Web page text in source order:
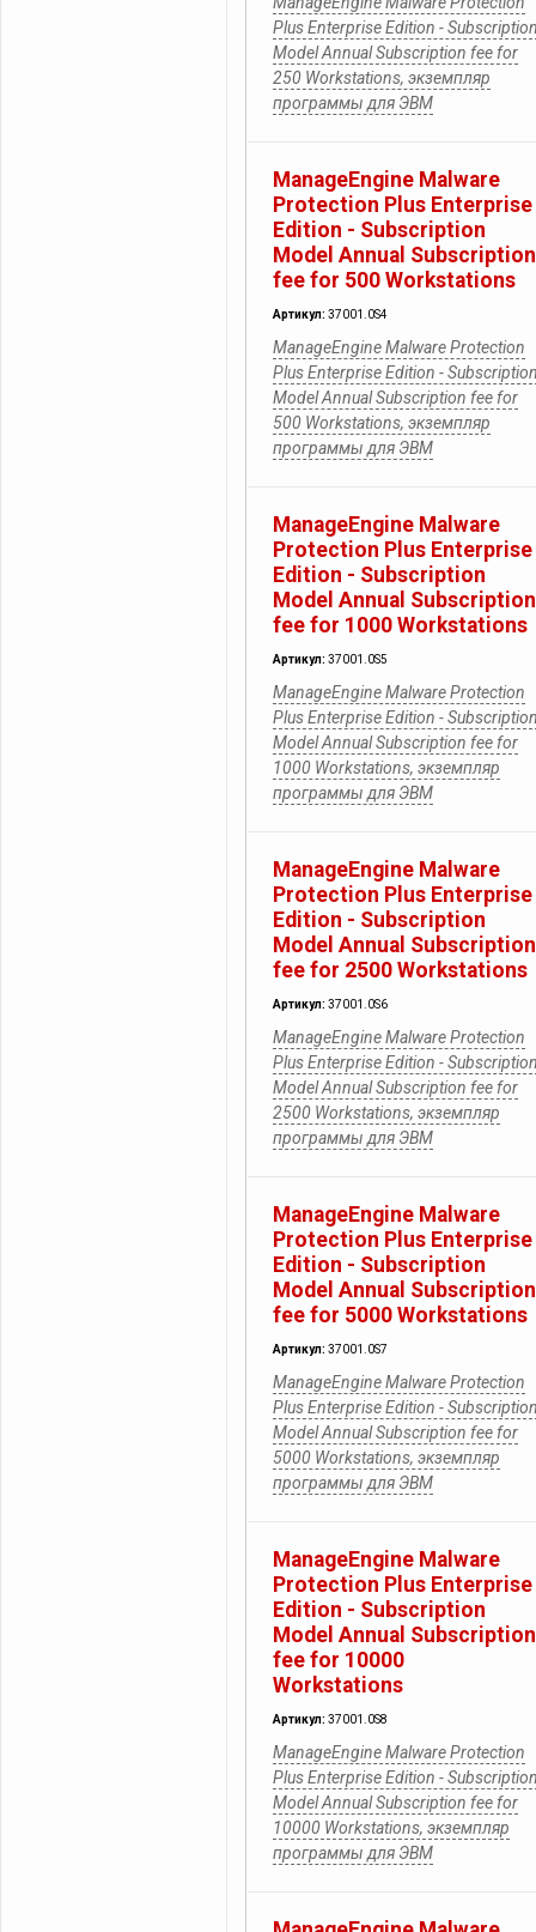
Plus Enterprise Edition -
Model Annual Subscription fee for
250 Workstations, экземпляр
программы для ЭВМ
ManageEngine Malware
Protection Plus Enterprise
Edition - Subscription
Model Annual Subscription
fee for 500 Workstations
Артикул: 37001.0S4
ManageEngine Malware Protection
Plus Enterprise Edition -
Model Annual Subscription fee for
500 Workstations, экземпляр
программы для ЭВМ
ManageEngine Malware
Protection Plus Enterprise
Edition - Subscription
Model Annual Subscription
fee for 1000 Workstations
Артикул: 37001.0S5
ManageEngine Malware Protection
Plus Enterprise Edition -
Model Annual Subscription fee for
1000 Workstations, экземпляр
программы для ЭВМ
ManageEngine Malware
Protection Plus Enterprise
Edition - Subscription
Model Annual Subscription
fee for 2500 Workstations
Артикул: 37001.0S6
ManageEngine Malware Protection
Plus Enterprise Edition -
Model Annual Subscription fee for
2500 Workstations, экземпляр
программы для ЭВМ
ManageEngine Malware
Protection Plus Enterprise
Edition - Subscription
Model Annual Subscription
fee for 5000 Workstations
Артикул: 37001.0S7
ManageEngine Malware Protection
Plus Enterprise Edition -
Model Annual Subscription fee for
5000 Workstations, экземпляр
программы для ЭВМ
ManageEngine Malware
Protection Plus Enterprise
Edition - Subscription
Model Annual Subscription
fee for 10000
Workstations
Артикул: 37001.0S8
ManageEngine Malware Protection
Plus Enterprise Edition -
Model Annual Subscription fee for
10000 Workstations, экземпляр
программы для ЭВМ